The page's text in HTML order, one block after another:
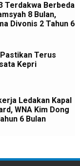
Terdakwa Berbeda
8 Bulan,
Divonis 2 Tahun 6
Terus
Kepri
Ledakan Kapal
WNA Kim Dong
6 Bulan